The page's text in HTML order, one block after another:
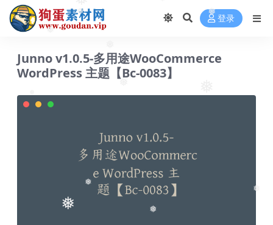
❅ ❅
❅
❅
❅
❅ 登录
Junno v1.0.5-多用途WooCommerce
WordPress 主题【Bc-0083】